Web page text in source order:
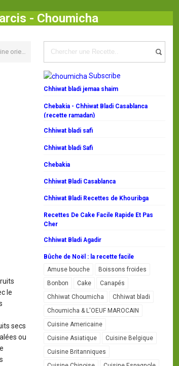
- Choumicha
orientale Gâteaux/HALAWIYAT/Recette rapide /
le
secs
ou
Subscribe
Chhiwat bladi jemaa shaim
Chebakia - Chhiwat Bladi Casablanca
(recette ramadan)
Chhiwat bladi safi
Chhiwat bladi Safi
Chebakia
Chhiwat Bladi Casablanca
Chhiwat Bladi Recettes de Khouribga
Recettes De Cake Facile Rapide Et Pas
Cher
Chhiwat Bladi Agadir
Bûche de Noël : la recette facile
Amuse bouche
Boissons froides
Bonbon
Cake
Canapés
Chhiwat Choumicha
Chhiwat bladi
Choumicha & L'OEUF MAROCAIN
Cuisine Americaine
Cuisine Asiatique
Cuisine Belgique
Cuisine Britanniques